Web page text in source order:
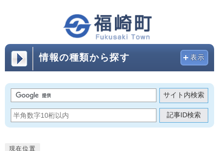
情報の種類から探す 表示
サイト内検索
記事ID検索
現在位置